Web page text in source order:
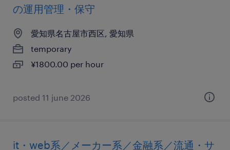
の運用管理・保守
愛知県名古屋市西区, 愛知県
temporary
¥1800.00 per hour
posted 11 june 2026
it・web系／メーカー系／金融系／流通・サ